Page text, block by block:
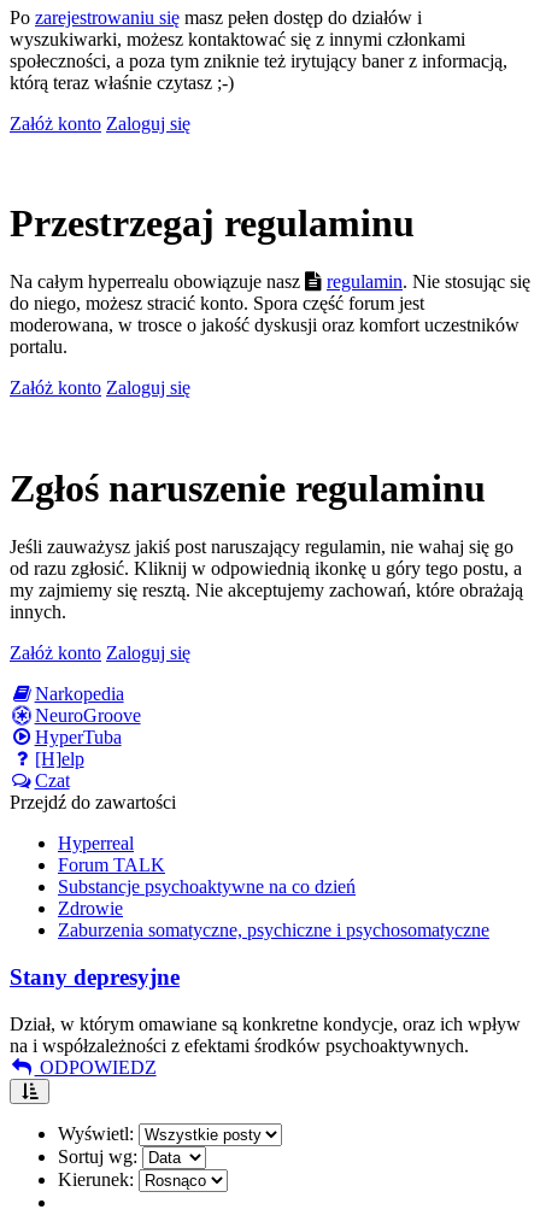
Po zarejestrowaniu się masz pełen dostęp do działów i
wyszukiwarki, możesz kontaktować się z innymi członkami
społeczności, a poza tym zniknie też irytujący baner z informacją,
którą teraz właśnie czytasz ;-)
Załóż konto Zaloguj się
Przestrzegaj regulaminu
Na całym hyperrealu obowiązuje nasz regulamin. Nie stosując się
do niego, możesz stracić konto. Spora część forum jest
moderowana, w trosce o jakość dyskusji oraz komfort uczestników
portalu.
Załóż konto Zaloguj się
Zgłoś naruszenie regulaminu
Jeśli zauważysz jakiś post naruszający regulamin, nie wahaj się go
od razu zgłosić. Kliknij w odpowiednią ikonkę u góry tego postu, a
my zajmiemy się resztą. Nie akceptujemy zachowań, które obrażają
innych.
Załóż konto Zaloguj się
Narkopedia
NeuroGroove
HyperTuba
[H]elp
Czat
Przejdź do zawartości
Hyperreal
Forum TALK
Substancje psychoaktywne na co dzień
Zdrowie
Zaburzenia somatyczne, psychiczne i psychosomatyczne
Stany depresyjne
Dział, w którym omawiane są konkretne kondycje, oraz ich wpływ
na i współzależności z efektami środków psychoaktywnych.
ODPOWIEDZ
Wyświetl:
Sortuj wg:
Kierunek: